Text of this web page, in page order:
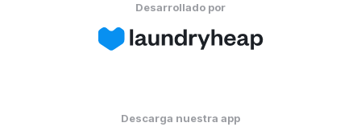
Desarrollado por
Descarga nuestra app